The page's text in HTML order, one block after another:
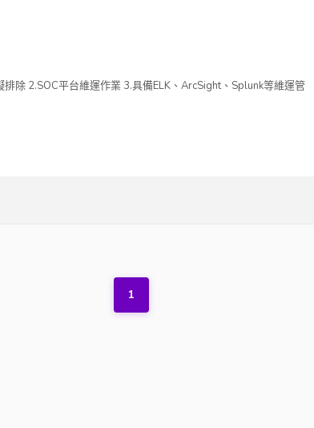
除 2.SOC平台維運作業 3.具備ELK、ArcSight、Splunk等維運管
1